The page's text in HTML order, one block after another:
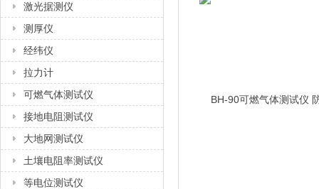
上海徐吉电气有限公司
激光据测仪
测厚仪
经纬仪
拉力计
可燃气体测试仪
接地电阻测试仪
大地网测试仪
土壤电阻率测试仪
等电位测试仪